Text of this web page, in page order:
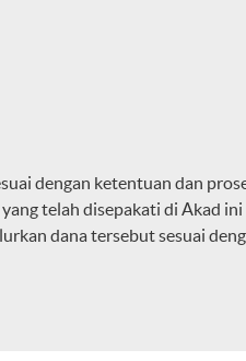
dengan ketentuan dan
telah disepakati di Akad
dana tersebut sesuai